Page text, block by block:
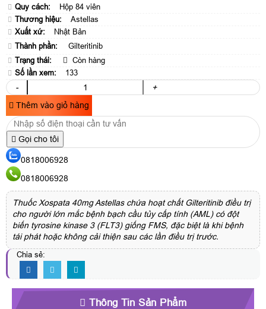
Quy cách:
Hộp 84 viên
Thương hiệu:
Astellas
Xuất xứ:
Nhật Bản
Thành phần:
Gilteritinib
Trạng thái:
Còn hàng
Số lần xem:
133
-
+
Thêm vào giỏ hàng
Gọi cho tôi
0818006928
0818006928
Thuốc Xospata 40mg Astellas chứa hoạt chất Gilteritinib điều trị
cho người lớn mắc bệnh bạch cầu tủy cấp tính (AML) có đột
biến tyrosine kinase 3 (FLT3) giống FMS, đặc biệt là khi bệnh
tái phát hoặc không cải thiện sau các lần điều trị trước.
Chia sẻ:
Thông Tin Sản Phẩm